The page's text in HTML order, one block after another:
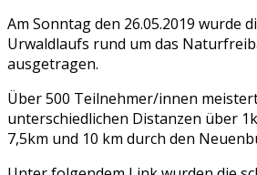
Am Sonntag den 26.05.2019 wurde
Urwaldlaufs rund um das
ausgetragen.
Über 500 Teilnehmer/innen
unterschiedlichen Distanzen über
7,5km und 10 km durch den